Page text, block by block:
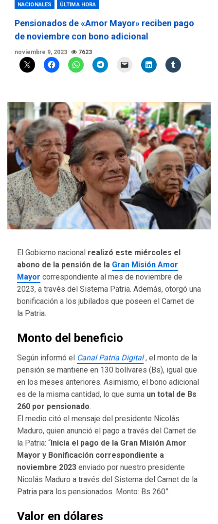
NACIONALES ÚLTIMA HORA
Pensionados de «Amor Mayor» reciben pago
de noviembre con bono adicional
noviembre 9, 2023 7623
El Gobierno nacional realizó este miércoles el
abono de la pensión de la Gran Misión Amor
Mayor correspondiente al mes de noviembre de
2023, a través del Sistema Patria. Además, otorgó una
bonificación a los jubilados que poseen el Carnet de
la Patria.
Monto del beneficio
Según informó el Canal Patria Digital, el monto de la
pensión se mantiene en 130 bolívares (Bs), igual que
en los meses anteriores. Asimismo, el bono adicional
es de la misma cantidad, lo que suma un total de Bs
260 por pensionado.
El medio citó el mensaje del presidente Nicolás
Maduro, quien anunció el pago a través del Carnet de
la Patria: “ Inicia el pago de la Gran Misión Amor
Mayor y Bonificación correspondiente a
noviembre 2023 enviado por nuestro presidente
Nicolás Maduro a través del Sistema del Carnet de la
Patria para los pensionados. Monto: Bs 260”.
Valor en dólares